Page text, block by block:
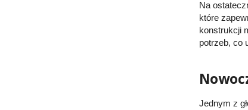
Na
które
konstrukcji
potrzeb, co
Jednym z